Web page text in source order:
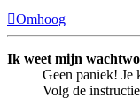
Omhoog
Ik weet mijn
Geen paniek! Je
Volg de